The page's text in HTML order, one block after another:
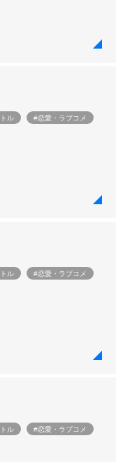
ル #恋愛・ラブコメ
ル #恋愛・ラブコメ
ル #恋愛・ラブコメ